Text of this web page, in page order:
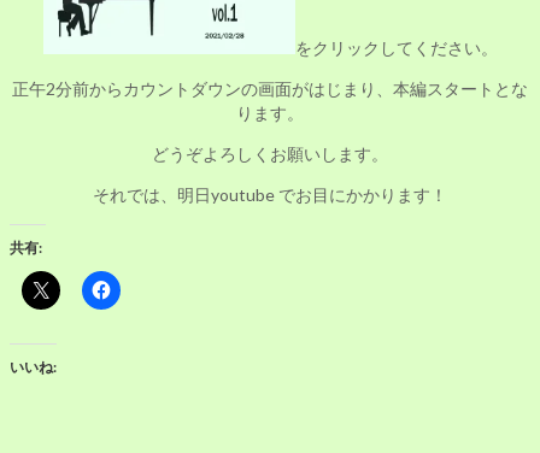
をクリックしてください。
正午2分前からカウントダウンの画面がはじまり、本編スタートとな
ります。
どうぞよろしくお願いします。
それでは、明日youtube でお目にかかります！
共有:
いいね: